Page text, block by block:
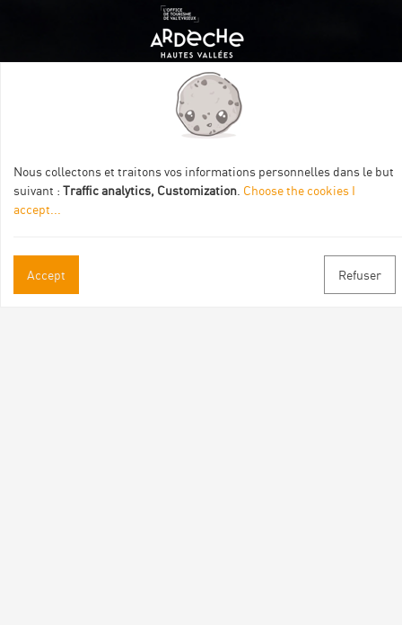
Itinéraire aménagé par les Communautés de communes
Val Eyrieux, du Pays de Lamastre et la CAPCA avec le soutien
Nous collectons et traitons vos informations personnelles dans le but
suivant : Traffic analytics, Customization Choose the cookies I
accept
Accept Refuser